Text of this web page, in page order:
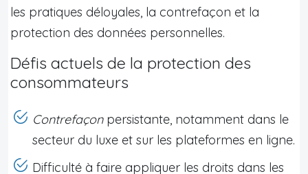
les pratiques déloyales, la contrefaçon et la
protection des données personnelles.
Défis actuels de la protection des
consommateurs
Contrefaçonpersistante, notamment dans le
secteur du luxe et sur les plateformes en ligne.
Difficulté à faire appliquer les droits dans les